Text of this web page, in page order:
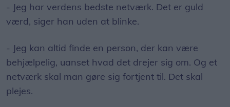
- Jeg har verdens bedste netværk. Det er guld
værd, siger han uden at blinke.
- Jeg kan altid finde en person, der kan være
behjælpelig, uanset hvad det drejer sig om. Og et
netværk skal man gøre sig fortjent til. Det skal
plejes.